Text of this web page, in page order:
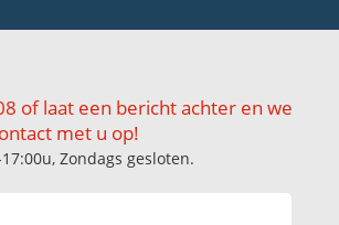
of laat een bericht achter en we
met u op!
Zondags gesloten.